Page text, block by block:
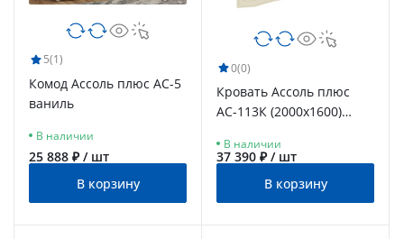
5(1)
Комод Ассоль плюс АС-5
ваниль
В наличии
25 888 ₽ / шт
В корзину
0(0)
Кровать Ассоль плюс
АС-113К (2000х1600)
В наличии
37 390 ₽ / шт
В корзину